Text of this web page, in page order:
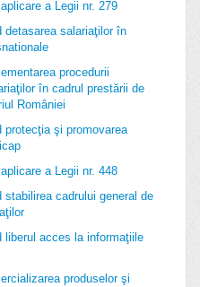
a Legii nr. 279
detasarea salariaţilor în
procedurii
în cadrul prestării de
României
protecţia şi promovarea
a Legii nr. 448
stabilirea cadrului general de
liberul acces la informaţiile
produselor şi